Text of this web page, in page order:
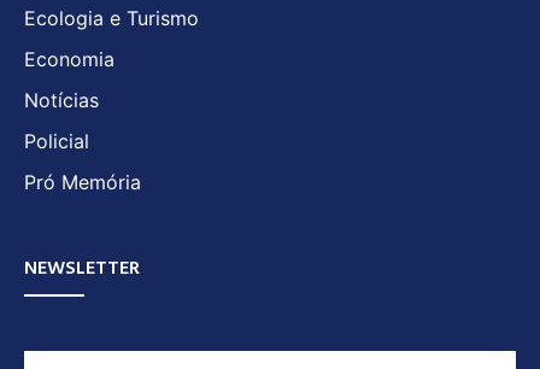
Ecologia e Turismo
Economia
Notícias
Policial
Pró Memória
NEWSLETTER